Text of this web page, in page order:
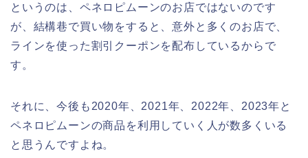
というのは、ペネロピムーンのお店ではないのです
が、結構巷で買い物をすると、意外と多くのお店で、
ラインを使った割引クーポンを配布しているからで
す。
それに、今後も2020年、2021年、2022年、2023年と
ペネロピムーンの商品を利用していく人が数多くいる
と思うんですよね。